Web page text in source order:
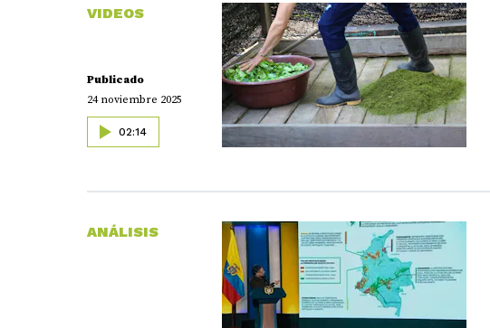
Publicado
24 noviembre 2025
02:14
VIDEOS
ANÁLISIS